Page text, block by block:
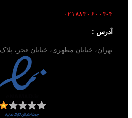
۰۲۱۸۸۳۰۶۰۰۳-۴
آدرس :
تهران، خیابان مطهری، خیابان فجر، پلاک ۳۲ و ۳۶